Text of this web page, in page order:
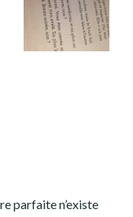
parfaite n’existe